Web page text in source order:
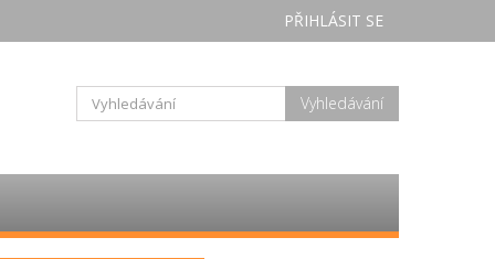
PŘIHLÁSIT SE
Vyhledávání